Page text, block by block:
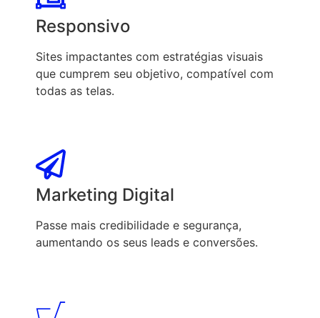
Responsivo
Sites impactantes com estratégias visuais
que cumprem seu objetivo, compatível com
todas as telas.
Marketing Digital
Passe mais credibilidade e segurança,
aumentando os seus leads e conversões.